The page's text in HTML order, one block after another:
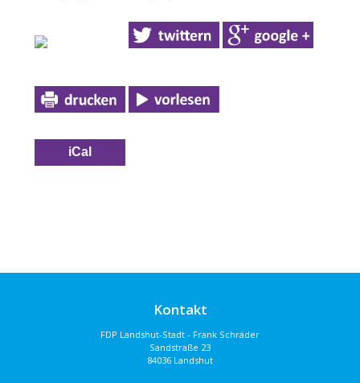
iCal
Kontakt
FDP Landshut-Stadt - Frank Schräder
Sandstraße 23
84036 Landshut